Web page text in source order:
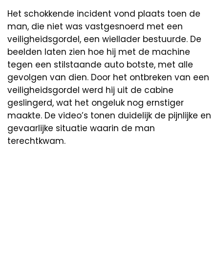
Het schokkende incident vond plaats toen de
man, die niet was vastgesnoerd met een
veiligheidsgordel, een wiellader bestuurde. De
beelden laten zien hoe hij met de machine
tegen een stilstaande auto botste, met alle
gevolgen van dien. Door het ontbreken van een
veiligheidsgordel werd hij uit de cabine
geslingerd, wat het ongeluk nog ernstiger
maakte. De video’s tonen duidelijk de pijnlijke en
gevaarlijke situatie waarin de man
terechtkwam.